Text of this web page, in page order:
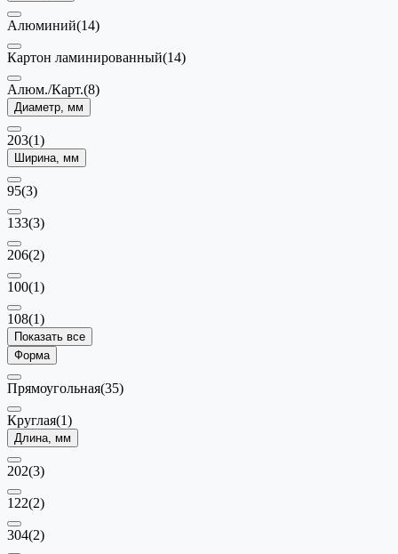
Алюминий(14)
Картон ламинированный(14)
Алюм./Карт.(8)
Диаметр, мм
203(1)
Ширина, мм
95(3)
133(3)
206(2)
100(1)
108(1)
Показать все
Форма
Прямоугольная(35)
Круглая(1)
Длина, мм
202(3)
122(2)
304(2)